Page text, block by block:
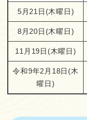
5月21日(木曜日)
8月20日(木曜日)
11月19日(木曜日)
令和9年2月18日(木
曜日)